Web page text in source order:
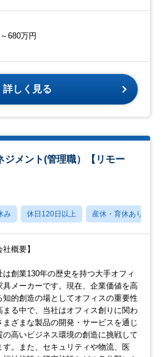
680万円
詳しく見る
ジメント(管理職）【リモー
み 休日120日以上 産休・育休あり
社概要】
は創業130年の歴史を持つ大手オフィ
具メーカーです。現在、企業価値を高
知的創造の場としてオフィスの重要性
まる中で、当社はオフィス創りに関わ
まざまな製品の開発・サービスを通じ
の高いビジネス環境の創造に挑戦して
す。また、セキュリティや物流、医